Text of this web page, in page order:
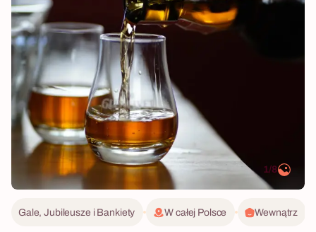
Gale, Jubileusze i Bankiety W całej Polsce Wewnątrz
1/8